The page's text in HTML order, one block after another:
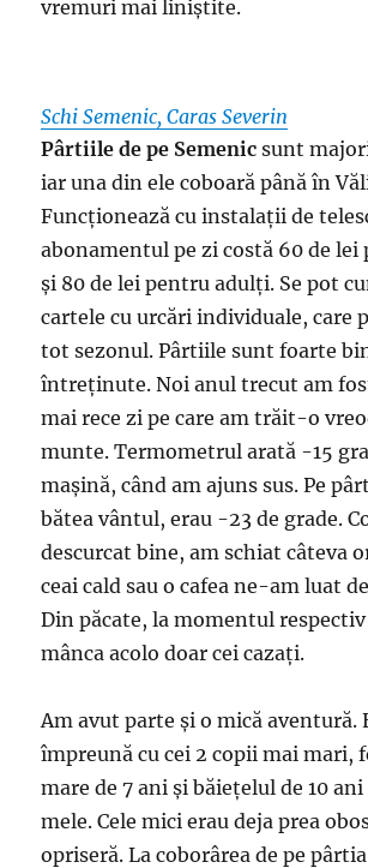
vremuri mai liniștite.
Schi Semenic, Caras Severin
Pârtiile de pe Semenic sunt
iar una din ele coboară până în
Funcționează cu instalații de
abonamentul pe zi costă 60 de lei
și 80 de lei pentru adulți. Se pot
cartele cu urcări individuale, care
tot sezonul. Pârtiile sunt foarte
întreținute. Noi anul trecut am
mai rece zi pe care am trăit-o
munte. Termometrul arată -15
mașină, când am ajuns sus. Pe
bătea vântul, erau -23 de grade.
descurcat bine, am schiat câteva
ceai cald sau o cafea ne-am luat
Din păcate, la momentul
mânca acolo doar cei cazați.
Am avut parte și o mică aventură.
împreună cu cei 2 copii mai mari,
mare de 7 ani și băiețelul de 10
mele. Cele mici erau deja prea
opriseră. La coborârea de pe pârtia